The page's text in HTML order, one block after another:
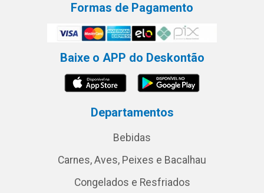
Formas de Pagamento
Baixe o APP do Deskontão
Departamentos
Bebidas
Carnes, Aves, Peixes e Bacalhau
Congelados e Resfriados